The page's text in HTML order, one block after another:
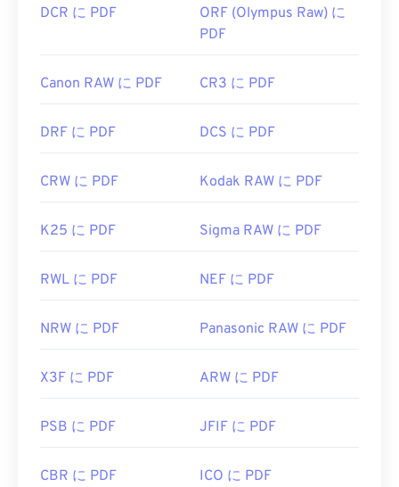
DCR に PDF
ORF (Olympus Raw) に
PDF
Canon RAW に PDF CR3 に PDF
DRF に PDF DCS に PDF
CRW に PDF Kodak RAW に PDF
K25 に PDF Sigma RAW に PDF
RWL に PDF NEF に PDF
NRW に PDF Panasonic RAW に PDF
X3F に PDF ARW に PDF
PSB に PDF JFIF に PDF
CBR に PDF ICO に PDF